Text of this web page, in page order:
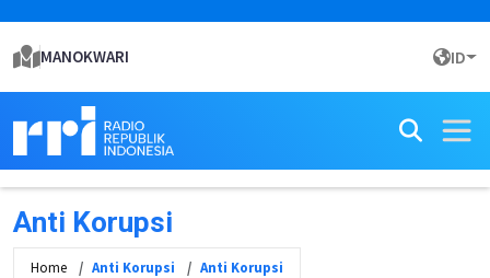
MANOKWARI ID
Anti Korupsi
Home Anti Korupsi Anti Korupsi